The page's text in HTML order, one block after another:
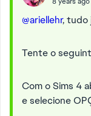
@ariellehr, tudo
Tente o
Com o Sims 4
e selecione